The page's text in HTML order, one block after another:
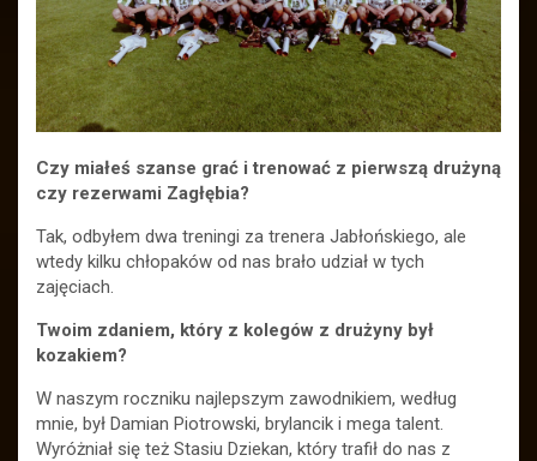
Czy miałeś szanse grać i trenować z pierwszą drużyną
czy rezerwami Zagłębia?
Tak, odbyłem dwa treningi za trenera Jabłońskiego, ale
wtedy kilku chłopaków od nas brało udział w tych
zajęciach.
Twoim zdaniem, który z kolegów z drużyny był
kozakiem?
W naszym roczniku najlepszym zawodnikiem, według
mnie, był Damian Piotrowski, brylancik i mega talent.
Wyróżniał się też Stasiu Dziekan, który trafił do nas z